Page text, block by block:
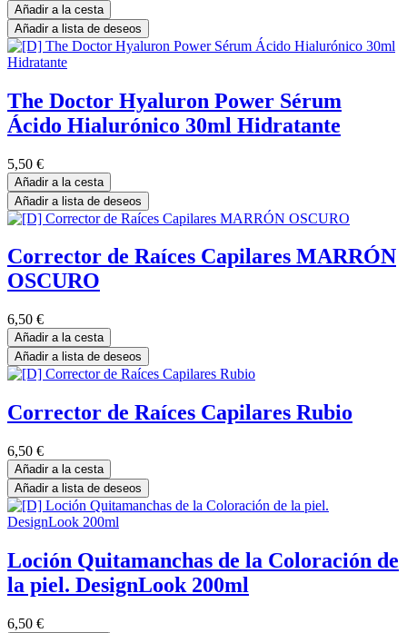
Añadir a la cesta
Añadir a lista de deseos
The Doctor Hyaluron Power Sérum
Ácido Hialurónico 30ml Hidratante
5,50 €
Añadir a la cesta
Añadir a lista de deseos
Corrector de Raíces Capilares MARRÓN
OSCURO
6,50 €
Añadir a la cesta
Añadir a lista de deseos
Corrector de Raíces Capilares Rubio
6,50 €
Añadir a la cesta
Añadir a lista de deseos
Loción Quitamanchas de la Coloración de
la piel. DesignLook 200ml
6,50 €